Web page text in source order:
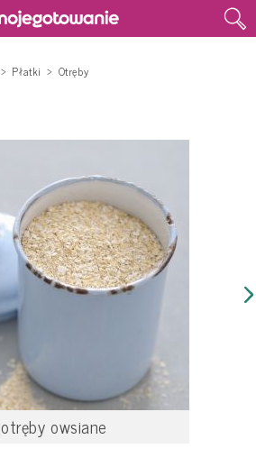
Płatki Otręby
otręby owsiane